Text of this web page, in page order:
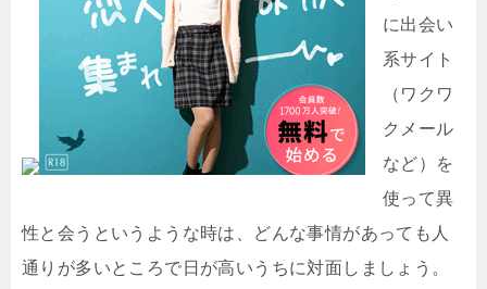
に出会い
系サイト
（ワクワ
クメール
など）を
使って異
性と会うというような時は、どんな事情があっても人
通りが多いところで日が高いうちに対面しましょう。